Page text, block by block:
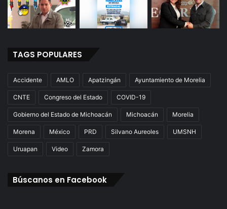
TAGS POPULARES
Accidente AMLO Apatzingán Ayuntamiento de Morelia
CNTE Congreso del Estado COVID-19
Gobierno del Estado de Michoacán Michoacán Morelia
Morena México PRD Silvano Aureoles UMSNH
Uruapan Video Zamora
Búscanos en Facebook